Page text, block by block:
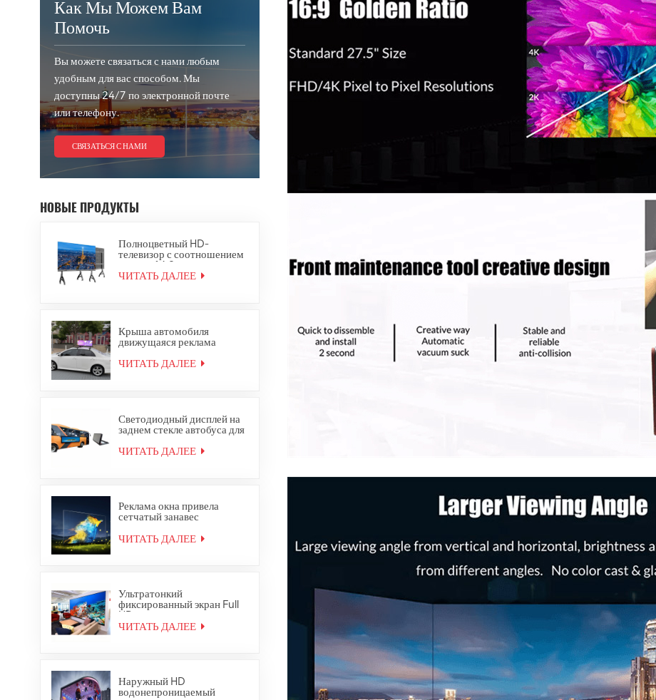
Как Мы Можем Вам
Помочь
Вы можете связаться с нами любым
удобным для вас способом. Мы
доступны 24/7 по электронной почте
или телефону.
СВЯЗАТЬСЯ С НАМИ
НОВЫЕ ПРОДУКТЫ
Полноцветный HD-
телевизор с соотношением
сторон 16:9 «Все в одном»
со светодиодным дисплеем
ЧИТАТЬ ДАЛЕЕ
Крыша автомобиля
движущаяся реклама
открытый полноцветный
ЧИТАТЬ ДАЛЕЕ
Светодиодный дисплей на
заднем стекле автобуса для
рекламы
ЧИТАТЬ ДАЛЕЕ
Реклама окна привела
сетчатый занавес
светодиодный дисплей
ЧИТАТЬ ДАЛЕЕ
Ультратонкий
фиксированный экран Full
HD для внутренней
светодиодной
видеостеновой панели
ЧИТАТЬ ДАЛЕЕ
Наружный HD
водонепроницаемый